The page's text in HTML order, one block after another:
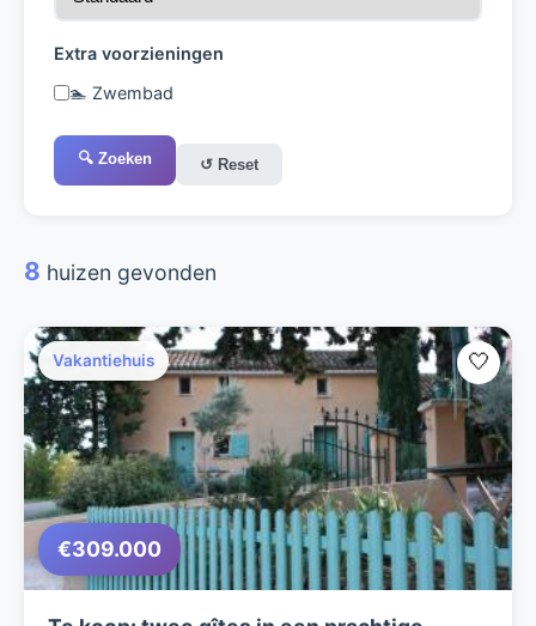
Extra voorzieningen
🏊 Zwembad
🔍 Zoeken ↺ Reset
8 huizen gevonden
Vakantiehuis
€309.000
🤍